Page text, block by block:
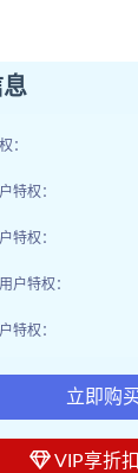
：
特权：
特权：
户特权：
特权：
立即购
VIP享折